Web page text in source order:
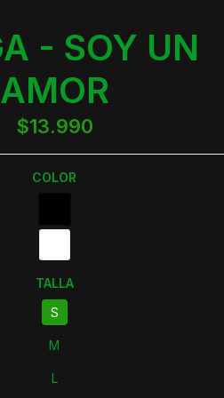
- SOY UN
AMOR
$13.990
COLOR
TALLA
S
M
L